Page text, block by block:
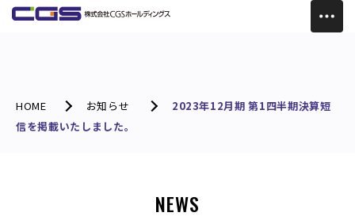
HOME お知らせ
2023年12月期 第1四半期決算短
信を掲載いたしました。
NEWS